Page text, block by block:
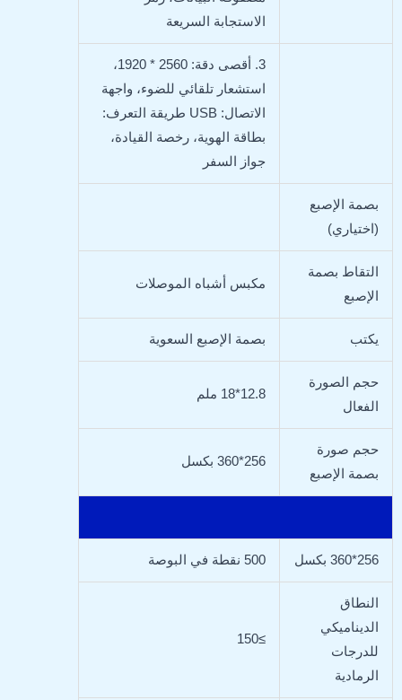
الاستجابة السريعة
3. أقصى دقة: 2560 * 1920،
استشعار تلقائي للضوء، واجهة
الاتصال: USB طريقة التعرف:
بطاقة الهوية، رخصة القيادة،
جواز السفر
بصمة الإصبع
(اختياري)
التقاط بصمة
الإصبع
مكبس أشباه الموصلات
يكتب بصمة الإصبع السعوية
حجم الصورة
الفعال
12.8*18 ملم
حجم صورة
بصمة الإصبع
256*360 بكسل
256*360 بكسل 500 نقطة في البوصة
النطاق
الديناميكي
للدرجات
الرمادية
≥150